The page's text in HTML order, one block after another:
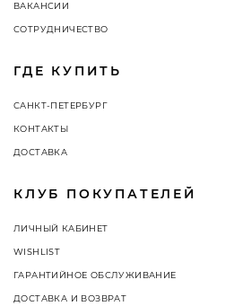
ВАКАНСИИ
СОТРУДНИЧЕСТВО
ГДЕ КУПИТЬ
САНКТ-ПЕТЕРБУРГ
КОНТАКТЫ
ДОСТАВКА
КЛУБ ПОКУПАТЕЛЕЙ
ЛИЧНЫЙ КАБИНЕТ
WISHLIST
ГАРАНТИЙНОЕ ОБСЛУЖИВАНИЕ
ДОСТАВКА И ВОЗВРАТ